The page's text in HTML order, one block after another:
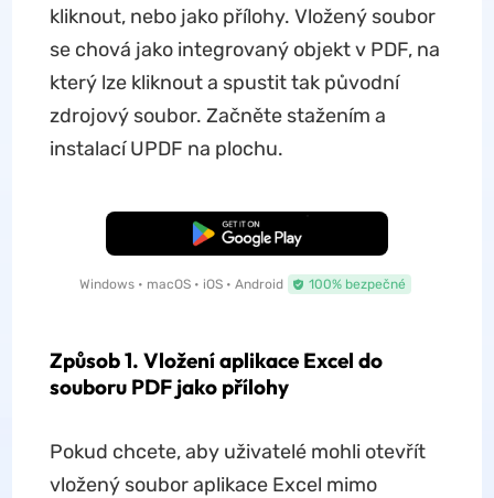
kliknout, nebo jako přílohy. Vložený soubor
se chová jako integrovaný objekt v PDF, na
který lze kliknout a spustit tak původní
zdrojový soubor. Začněte stažením a
instalací UPDF na plochu.
Bezplatné stažení
Windows • macOS • iOS • Android 100% bezpečné
Způsob 1. Vložení aplikace Excel do
souboru PDF jako přílohy
Pokud chcete, aby uživatelé mohli otevřít
vložený soubor aplikace Excel mimo